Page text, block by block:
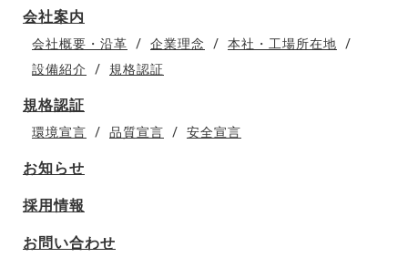
会社案内
会社概要・沿革 企業理念
本社・工場所在地
設備紹介
規格認証
規格認証
環境宣言 品質宣言 安全宣言
お知らせ
採用情報
お問い合わせ